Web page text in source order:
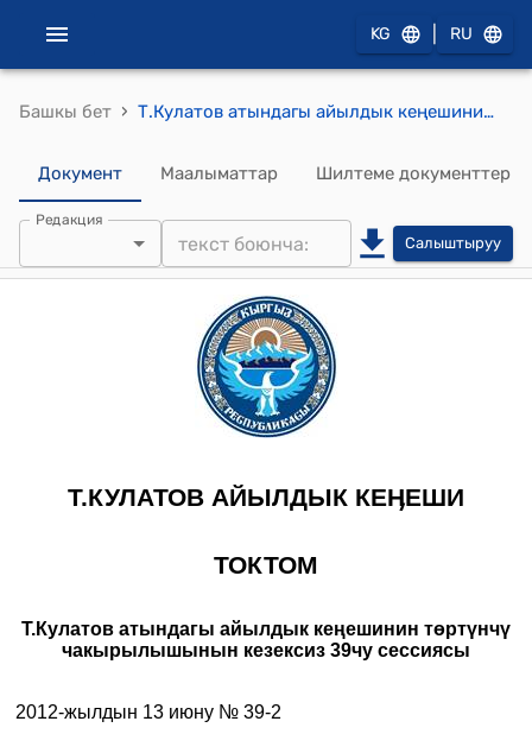
KG RU
Башкы бет › Т.Кулатов атындагы айылдык кеңешинин 2012-жылдын 13 июнундагы № 39-2 "Т.Кулатов атындагы айылдык округунун бюджетинен «Тагай-Ата» атындагы балдар бакчасына, Ж.Амираев атындагы маданият үйүнө.Колдошов атындагы орто мектебине түрткү берүүчү гранттын 15%тик элдик салымын бөлүп берүү жөнүндө" токтому
Документ Маалыматтар Шилтеме документтер
Редакция
Салыштыруу